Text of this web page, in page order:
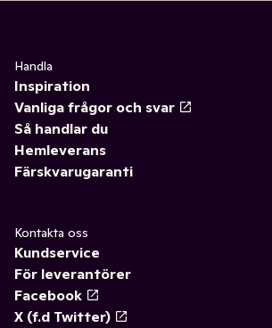
Handla
Inspiration
Vanliga frågor och svar
Så handlar du
Hemleverans
Färskvarugaranti
Kontakta oss
Kundservice
För leverantörer
Facebook
X (f.d Twitter)